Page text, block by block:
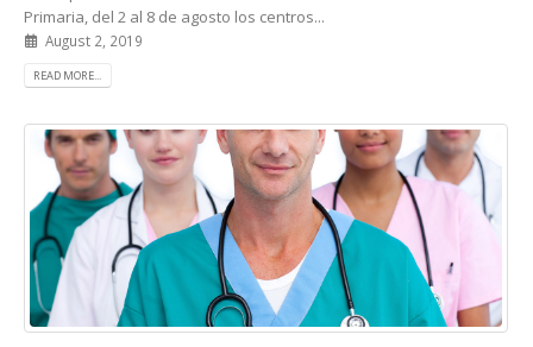
Primaria, del 2 al 8 de agosto los centros...
August 2, 2019
READ MORE...